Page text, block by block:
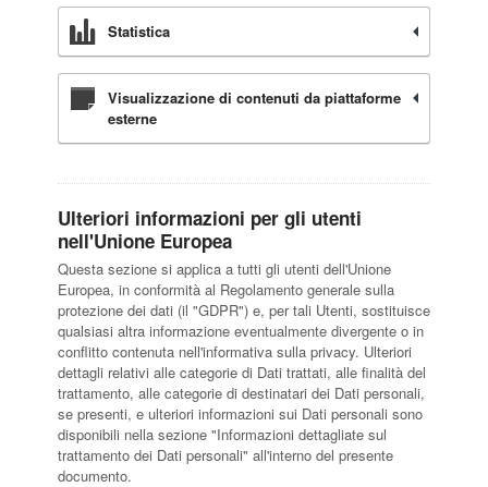
Statistica
Visualizzazione di contenuti da piattaforme
esterne
Ulteriori informazioni per gli utenti
nell'Unione Europea
Questa sezione si applica a tutti gli utenti dell'Unione
Europea, in conformità al Regolamento generale sulla
protezione dei dati (il "GDPR") e, per tali Utenti, sostituisce
qualsiasi altra informazione eventualmente divergente o in
conflitto contenuta nell'informativa sulla privacy. Ulteriori
dettagli relativi alle categorie di Dati trattati, alle finalità del
trattamento, alle categorie di destinatari dei Dati personali,
se presenti, e ulteriori informazioni sui Dati personali sono
disponibili nella sezione "Informazioni dettagliate sul
trattamento dei Dati personali" all'interno del presente
documento.